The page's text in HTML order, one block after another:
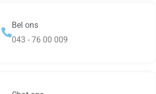
Bel ons
043 - 76 00 009